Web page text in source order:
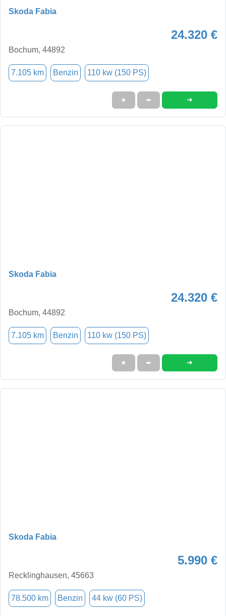
Skoda Fabia
24.320 €
Bochum, 44892
7.105 km Benzin 110 kw (150 PS)
★ ➦ ➜
Skoda Fabia
24.320 €
Bochum, 44892
7.105 km Benzin 110 kw (150 PS)
★ ➦ ➜
Skoda Fabia
5.990 €
Recklinghausen, 45663
78.500 km Benzin 44 kw (60 PS)